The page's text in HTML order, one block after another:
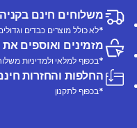
משלוחים חינם בקניה מעל
*לא כולל מוצרים כבדים
מזמינים ואוספים
*בכפוף למלאי ולמדיניות
החלפות והחזרות חינם עד 365 ימים
*בכפוף לתקנון